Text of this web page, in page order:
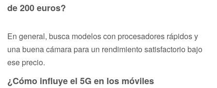
de 200 euros?
En general, busca modelos con procesadores rápidos y
una buena cámara para un rendimiento satisfactorio bajo
ese precio.
¿Cómo influye el 5G en los móviles